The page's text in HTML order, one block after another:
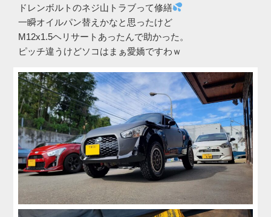
ドレンボルトのネジ山トラブって修繕
一瞬オイルパン替えかなと思ったけど
M12x1.5ヘリサートあったんで助かった。
ピッチ違うけどソコはまぁ愛嬌ですわｗ